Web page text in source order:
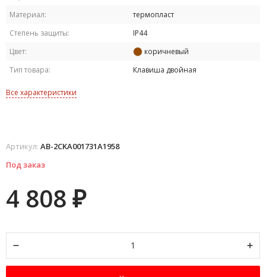
Материал:
термопласт
Степень защиты:
IP44
Цвет:
коричневый
Тип товара:
Клавиша двойная
Все характеристики
Артикул: AB-2CKA001731A1958
Под заказ
4 808 ₽